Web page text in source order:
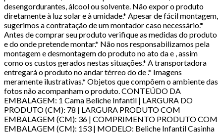
desengordurantes, álcool ou solvente. Não expor o produto
diretamente à luz solar e à umidade.* Apesar de fácil montagem,
sugerimos a contratação de um montador caso necessário.*
Antes de comprar seu produto verifique as medidas do produto
e do onde pretende montar.* Não nos responsabilizamos pela
montagem e desmontagem do produto no ato da e , assim
como os custos gerados nestas situações.* A transportadora
entregará o produto no andar térreo do de .* Imagens
meramente ilustrativas.* Objetos que compõem o ambiente das
fotos não acompanham o produto. CONTEÚDO DA
EMBALAGEM: 1 Cama Beliche Infantil | LARGURA DO
PRODUTO (CM): 78 | LARGURA PRODUTO COM
EMBALAGEM (CM): 36 | COMPRIMENTO PRODUTO COM
EMBALAGEM (CM): 153 | MODELO: Beliche Infantil Casinha